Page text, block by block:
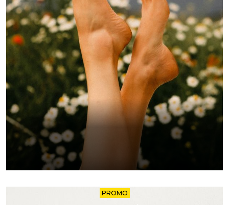
PROMO